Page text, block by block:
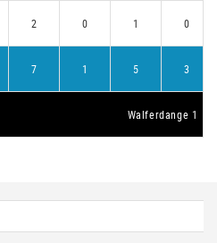
2 0 1 0
7 1 5 3
Walferdange 1